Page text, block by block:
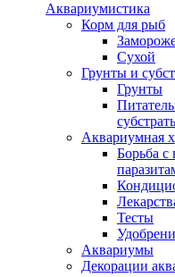
Аквариумистика
Корм для рыб
Сухой
Грунты и
Грунты
Аквариумная
Борьба с
Тесты
Аквариумы
Декорации